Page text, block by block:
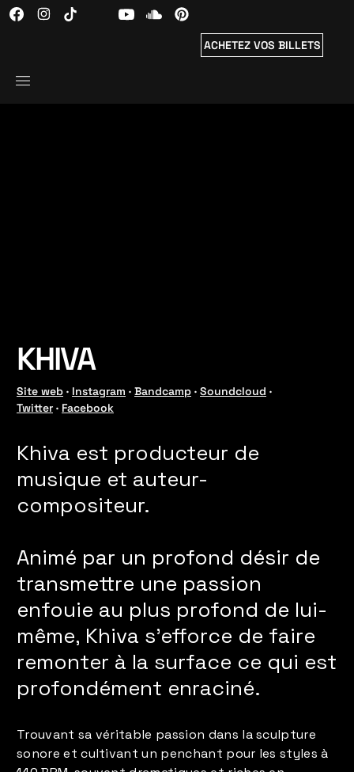
ACHETEZ VOS BILLETS
KHIVA
Site web · Instagram · Bandcamp · Soundcloud ·
Twitter · Facebook
Khiva est producteur de
musique et auteur-
compositeur.
Animé par un profond désir de
transmettre une passion
enfouie au plus profond de lui-
même, Khiva s'efforce de faire
remonter à la surface ce qui est
profondément enraciné.
Trouvant sa véritable passion dans la sculpture
sonore et cultivant un penchant pour les styles à